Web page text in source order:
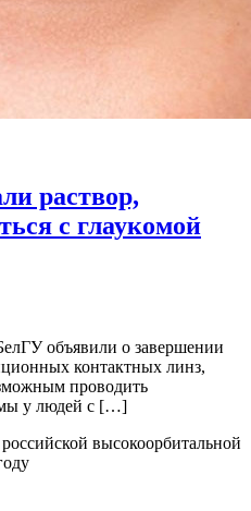
раствор,
с глаукомой
объявили о завершении
контактных линз,
проводить
у людей с […]